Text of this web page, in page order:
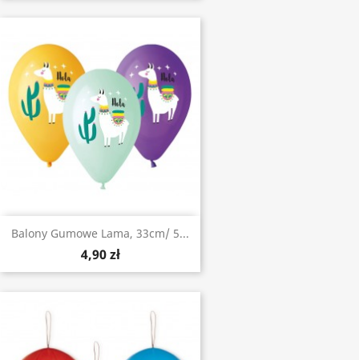
Balony Gumowe Lama, 33cm/ 5...
4,90 zł